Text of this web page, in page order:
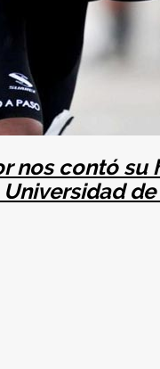
nos contó